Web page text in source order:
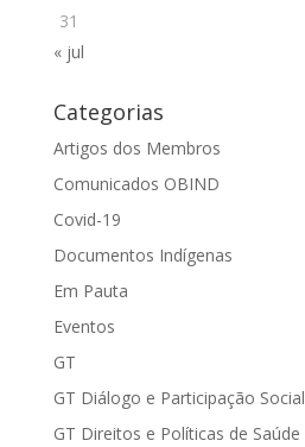
31
« jul
Categorias
Artigos dos Membros
Comunicados OBIND
Covid-19
Documentos Indígenas
Em Pauta
Eventos
GT
GT Diálogo e Participação Social
GT Direitos e Políticas de Saúde